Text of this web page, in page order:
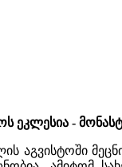
ეკლესია -
აგვისტოში